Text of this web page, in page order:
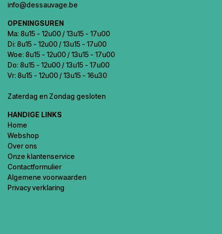
info@dessauvage.be
OPENINGSUREN
Ma: 8u15 - 12u00 / 13u15 - 17u00
Di: 8u15 - 12u00 / 13u15 - 17u00
Woe: 8u15 - 12u00 / 13u15 - 17u00
Do: 8u15 - 12u00 / 13u15 - 17u00
Vr: 8u15 - 12u00 / 13u15 - 16u30
Zaterdag en Zondag gesloten
HANDIGE LINKS
Home
Webshop
Over ons
Onze klantenservice
Contactformulier
Algemene voorwaarden
Privacy verklaring